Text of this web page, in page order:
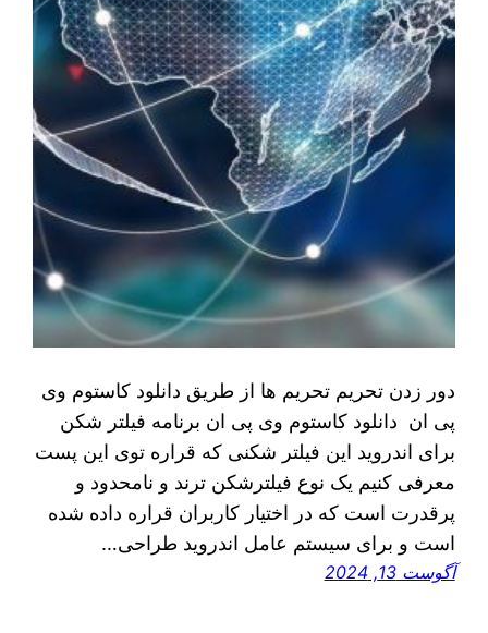
دور زدن تحریم تحریم ها از طریق دانلود کاستوم وی
پی ان دانلود کاستوم وی پی ان برنامه فیلتر شکن
برای اندروید این فیلتر شکنی که قراره توی اين پست
معرفی کنیم یک نوع فیلترشکن ترند و نامحدود و
پرقدرت است که در اختیار کاربران قراره داده شده
است و برای سیستم عامل اندروید طراحی…
آگوست 13, 2024